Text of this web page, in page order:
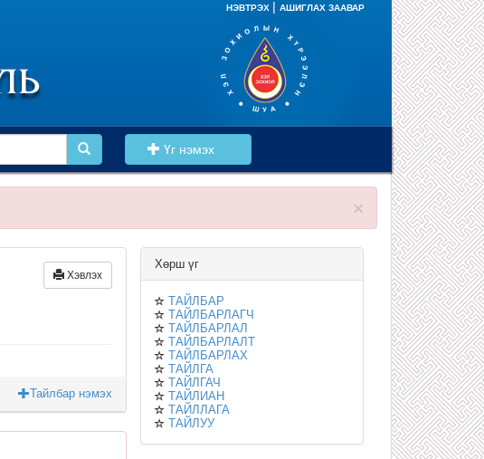
НЭВТРЭХ АШИГЛАХ ЗААВАР
Үг нэмэх
×
Хэвлэх
Тайлбар нэмэх
Хөрш үг
ТАЙЛБАР
ТАЙЛБАРЛАГЧ
ТАЙЛБАРЛАЛ
ТАЙЛБАРЛАЛТ
ТАЙЛБАРЛАХ
ТАЙЛГА
ТАЙЛГАЧ
ТАЙЛИАН
ТАЙЛЛАГА
ТАЙЛУУ